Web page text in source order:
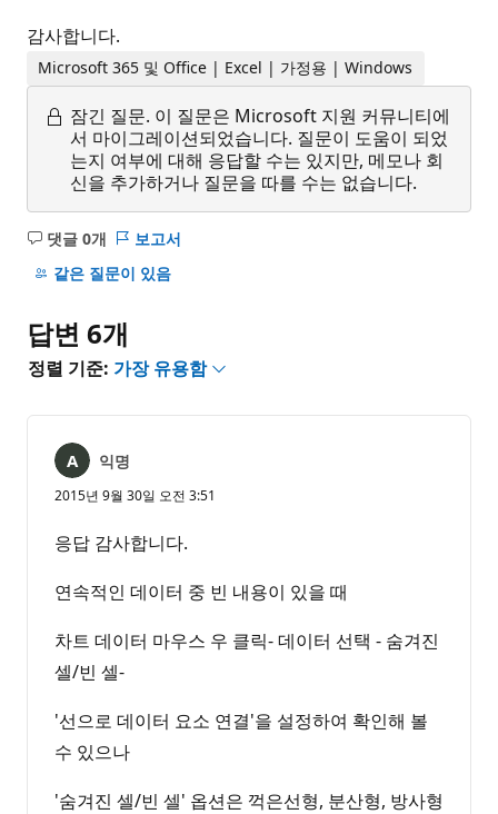
감사합니다.
Microsoft 365 및 Office | Excel | 가정용 | Windows
잠긴 질문. 이 질문은 Microsoft 지원 커뮤니티에
서 마이그레이션되었습니다. 질문이 도움이 되었
는지 여부에 대해 응답할 수는 있지만, 메모나 회
신을 추가하거나 질문을 따를 수는 없습니다.
댓글 0개
설
명
음
보고서
같은 질문이 있음
답변 6개
정렬 기준: 가장 유용함
익명
2015년 9월 30일 오전 3:51
응답 감사합니다.
연속적인 데이터 중 빈 내용이 있을 때
차트 데이터 마우스 우 클릭- 데이터 선택 - 숨겨진
셀/빈 셀-
'선으로 데이터 요소 연결'을 설정하여 확인해 볼
수 있으나
'숨겨진 셀/빈 셀' 옵션은 꺽은선형, 분산형, 방사형